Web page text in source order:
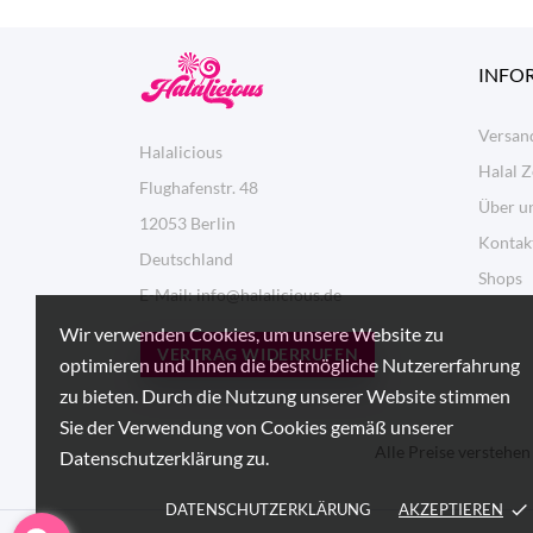
Wir verwenden Cookies, um unsere Website zu
optimieren und Ihnen die bestmögliche Nutzererfahrung
zu bieten. Durch die Nutzung unserer Website stimmen
Sie der Verwendung von Cookies gemäß unserer
Datenschutzerklärung zu.
DATENSCHUTZERKLÄRUNG AKZEPTIEREN done
Halalicious
Flughafenstr. 48
12053 Berlin
Deutschland
E-Mail:info@halalicious.de
Halal
Über
Shops
VERTRAG WIDERRUFEN
Alle Preise